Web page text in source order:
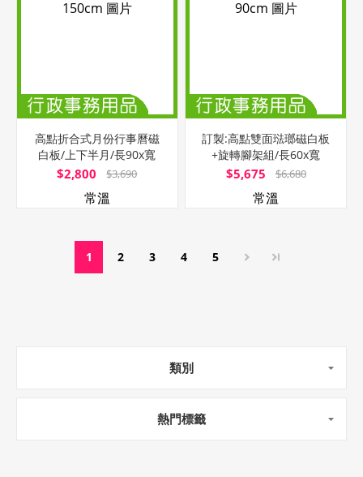
高點折合式月份行事曆磁
白板/上下半月/長90x寬
150cm
$2,800 $3,690
常溫
訂製:高點雙面琺瑯磁白板
+旋轉腳架組/長60x寬
90cm
$5,675 $6,680
常溫
1 2 3 4 5
類別
熱門標籤